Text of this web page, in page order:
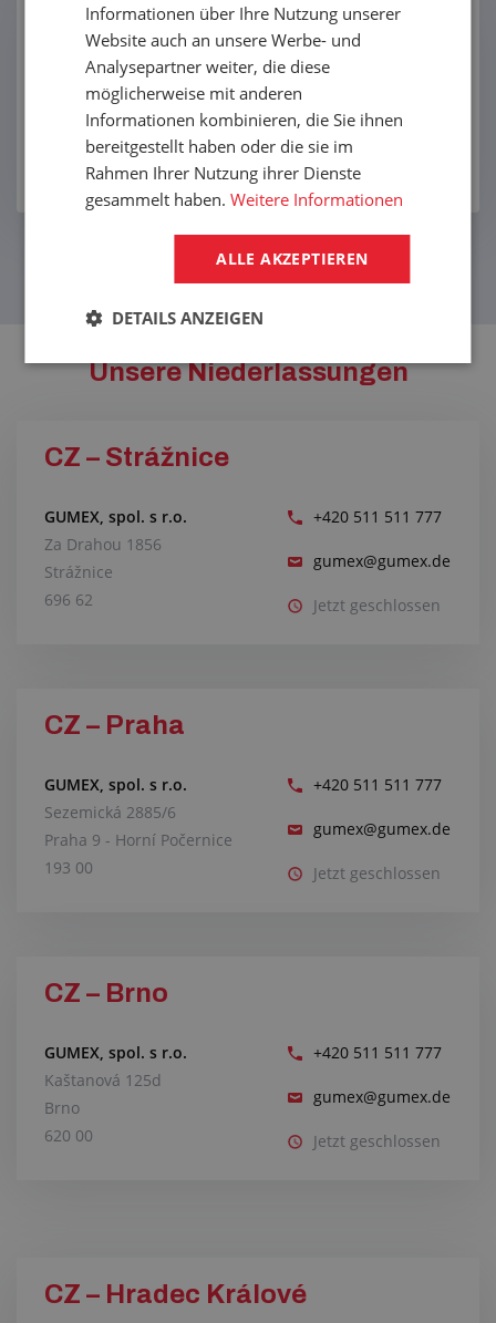
Silikonprofile nach Maß:
Kurzanleitung für die optimale
Auswahl
Haben Sie das gewünschte Silikonprofil in unserem
Angebot nicht gefunden? Gemeinsam finden wir eine
Lösung, die Ihre Anforderungen erfüllt.
ZUM BLOG
Unsere Niederlassungen
CZ – Strážnice
GUMEX, spol. s r.o.
Za Drahou 1856
Strážnice
696 62
+420 511 511 777
gumex@gumex.de
Jetzt geschlossen
CZ – Praha
GUMEX, spol. s r.o.
Sezemická 2885/6
Praha 9 - Horní Počernice
193 00
+420 511 511 777
gumex@gumex.de
Jetzt geschlossen
CZ – Brno
GUMEX, spol. s r.o.
Kaštanová 125d
Brno
620 00
+420 511 511 777
gumex@gumex.de
Jetzt geschlossen
CZ – Hradec Králové
Informationen über Ihre Nutzung unserer
Website auch an unsere Werbe- und
Analysepartner weiter, die diese
möglicherweise mit anderen
Informationen kombinieren, die Sie ihnen
bereitgestellt haben oder die sie im
Rahmen Ihrer Nutzung ihrer Dienste
gesammelt haben.Weitere Informationen
ALLE AKZEPTIEREN
DETAILS ANZEIGEN